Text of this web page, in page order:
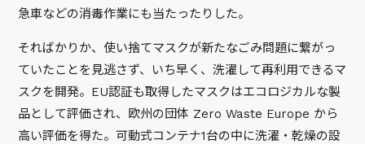
急車などの消毒作業にも当たったりした。
そればかりか、使い捨てマスクが新たなごみ問題に繋がっ
ていたことを見逃さず、いち早く、洗濯して再利用できるマ
スクを開発。EU認証も取得したマスクはエコロジカルな製
品として評価され、欧州の団体 Zero Waste Europe から
高い評価を得た。可動式コンテナ1台の中に洗濯・乾燥の設